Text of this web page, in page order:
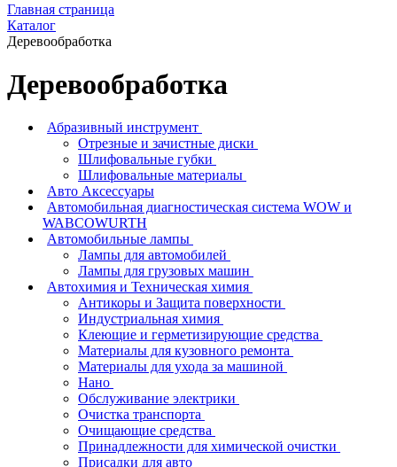
Главная страница
Каталог
Деревообработка
Деревообработка
Абразивный инструмент
Отрезные и зачистные диски
Шлифовальные губки
Шлифовальные материалы
Авто Аксессуары
Автомобильная диагностическая система WOW и
WABCOWURTH
Автомобильные лампы
Лампы для автомобилей
Лампы для грузовых машин
Автохимия и Техническая химия
Антикоры и Защита поверхности
Индустриальная химия
Клеющие и герметизирующие средства
Материалы для кузовного ремонта
Материалы для ухода за машиной
Нано
Обслуживание электрики
Очистка транспорта
Очищающие средства
Принадлежности для химической очистки
Присадки для авто